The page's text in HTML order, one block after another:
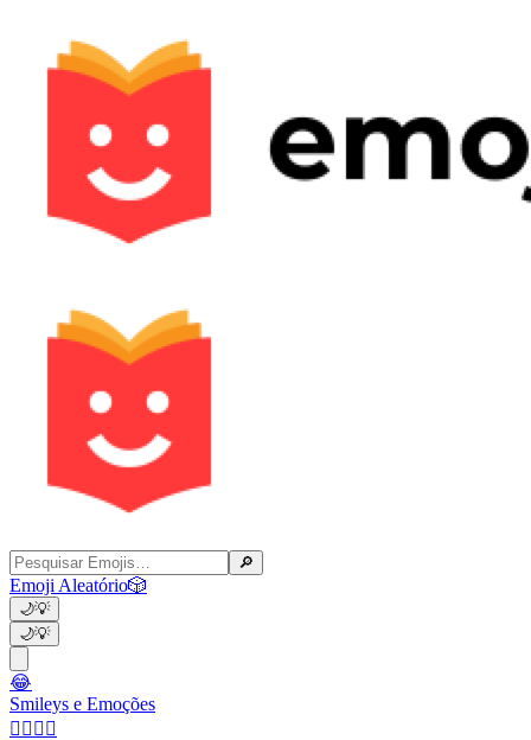
🔎
Emoji Aleatório🎲
🌙💡
🌙💡
😂
Smileys e Emoções
👩‍❤️‍💋‍👨